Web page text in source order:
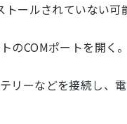
ールされていない可
COMポートを開く。
ーなどを接続し、電